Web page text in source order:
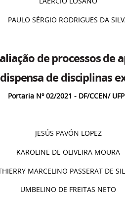
PAULO SÉRGIO RODRIGUES DA
de processos de
de disciplinas
Portaria Nº 02/2021 - DF/CCEN/
JESÚS PAVÓN LOPEZ
KAROLINE DE OLIVEIRA MOURA
MARCELINO PASSERAT DE
UMBELINO DE FREITAS NETO